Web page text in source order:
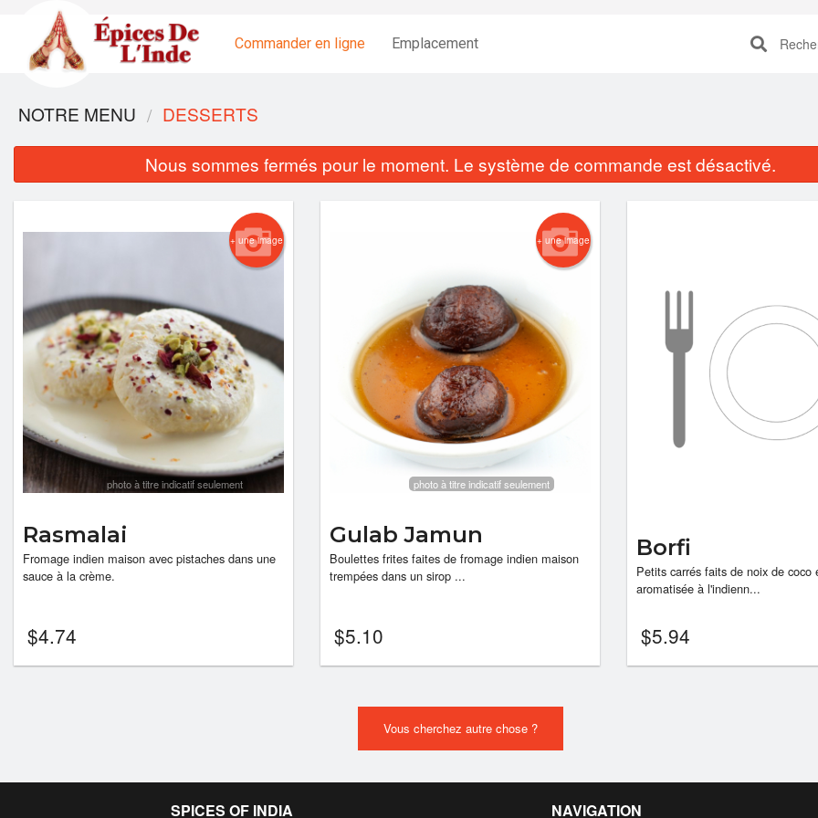
Commander en ligne Emplacement
Naan
$3.90
Riz pilao
$3.90
NOTRE MENU DESSERTS
Nous sommes fermés pour le moment. Le système de commande est désactivé.
+ une image
photo à titre indicatif seulement
Rasmalai
Fromage indien maison avec pistaches dans une
sauce à la crème.
$4.74
+ une image
photo à titre indicatif seulement
Gulab Jamun
Boulettes frites faites de fromage indien maison
trempées dans un sirop ...
$5.10
Borfi
Petits carrés faits de noix de coco
aromatisée à l'indienn...
$5.94
Vous cherchez autre chose ?
SPICES OF INDIA NAVIGATION